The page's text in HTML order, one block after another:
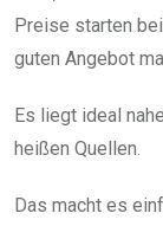
Preise starten
guten Angebot
Es liegt ideal
heißen Quellen.
Das macht es